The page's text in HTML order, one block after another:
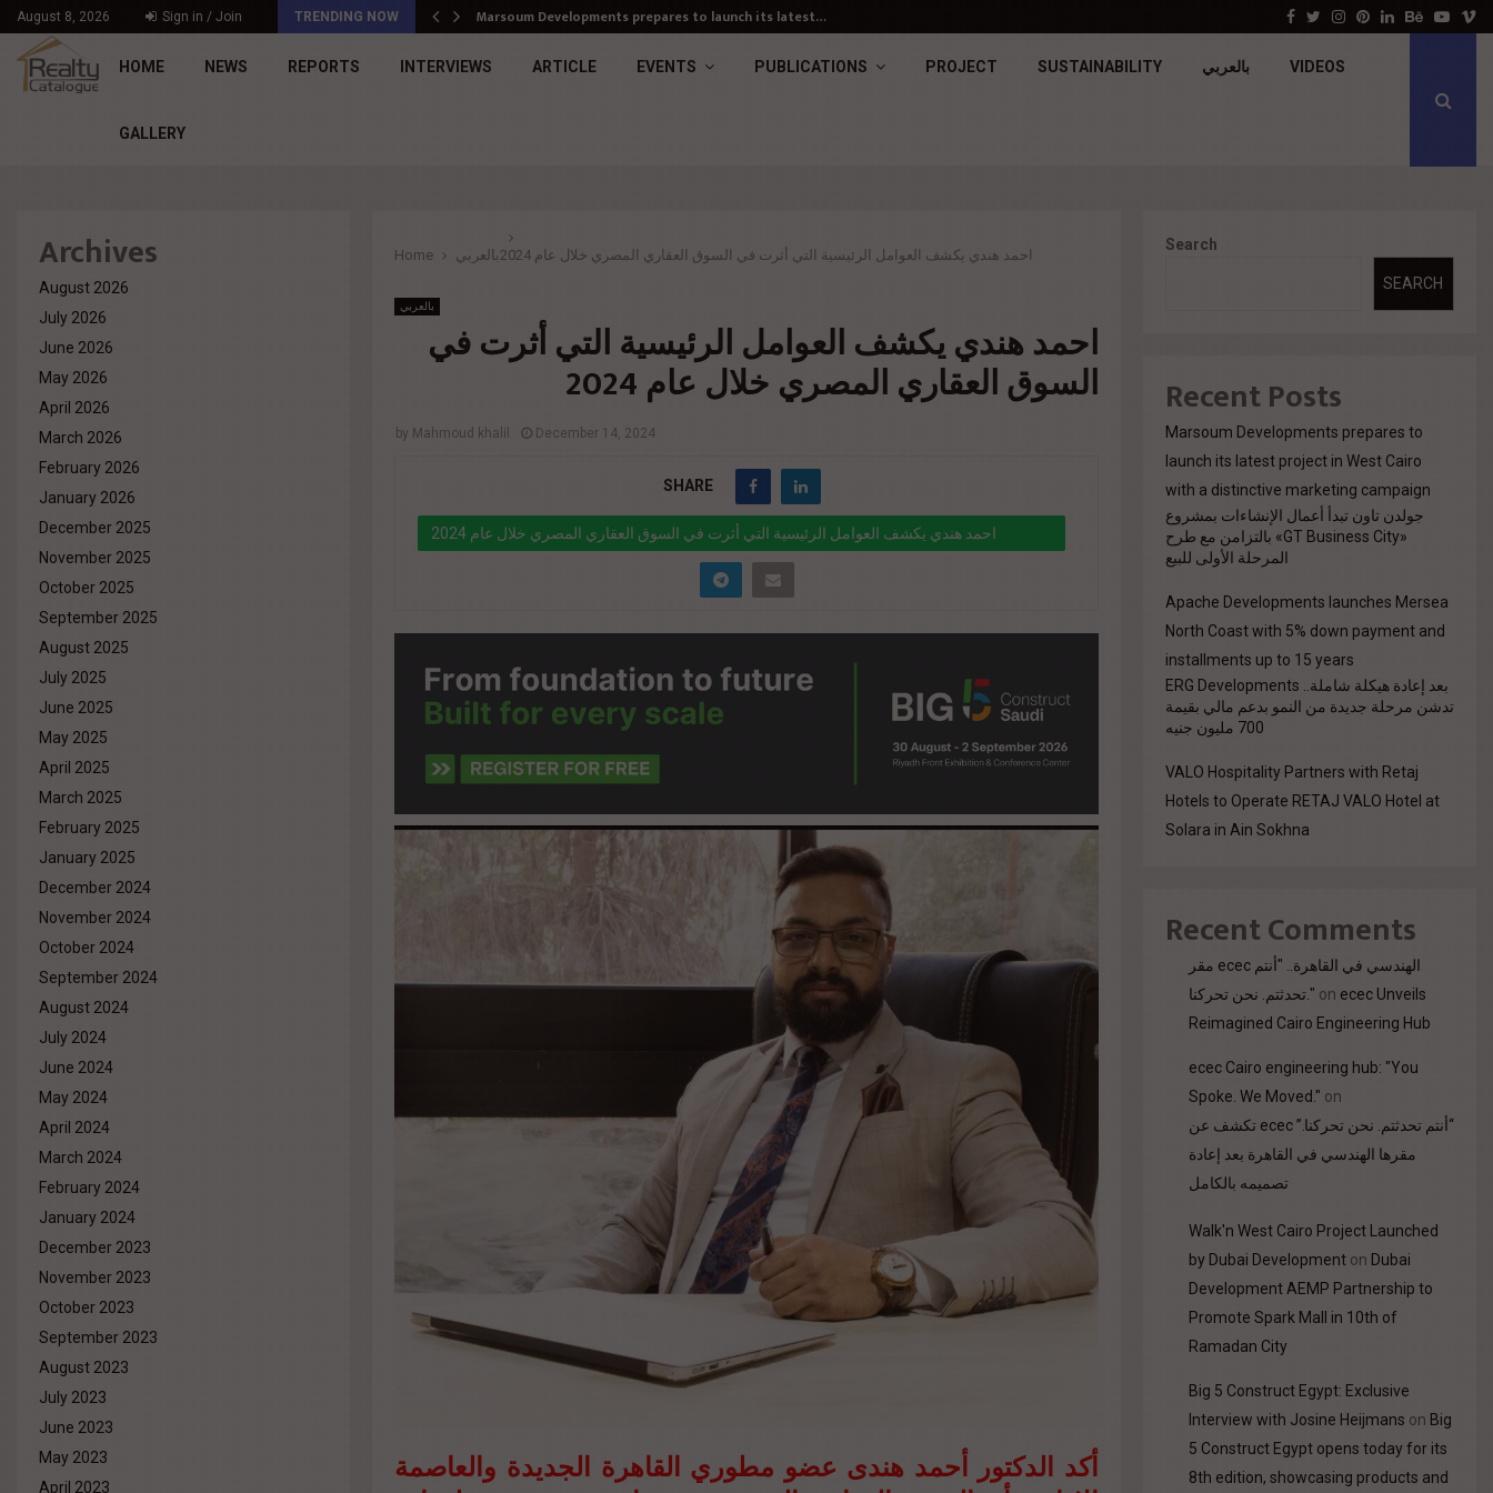
August 8, 2026 Sign in / Join TRENDING NOW د. محمد راشد: Market Dynamics أصبحت المعيار… Marsoum Developments prepares to launch its latest… جولدن تاون تبدأ أعمال الإنشاءات بمشروع «GT…Facebook
Twitter
Instagram
Pinterest
LinkedinBehance
HOME NEWS REPORTS INTERVIEWS ARTICLE EVENTS PUBLICATIONS PROJECT SUSTAINABILITY بالعربي VIDEOS
GALLERY
Home بالعربي احمد هندي يكشف العوامل الرئيسية التي أثرت في السوق العقاري المصري خلال عام 2024
بالعربي
احمد هندي يكشف العوامل الرئيسية التي أثرت في
السوق العقاري المصري خلال عام 2024
by Mahmoud khalil December 14, 2024
SHARE
احمد هندي يكشف العوامل الرئيسية التي أثرت في السوق العقاري المصري خلال عام 2024
" data-link="https://realty-eg.net/%d8%a7%d8%ad%d9%85%d8%af-
%d8%a7%d9%84%d8%b1%d8%a6%d9%8a%d8%b3%d9%8a%d8%a9-
%d8%a7%d9%84%d8%aa%d9%8a-%d8%a3/" href="#">
أكد الدكتور أحمد هندى عضو مطوري القاهرة الجديدة والعاصمة
Archives
August 2026
July 2026
June 2026
May 2026
April 2026
March 2026
February 2026
January 2026
December 2025
November 2025
October 2025
September 2025
August 2025
July 2025
June 2025
May 2025
April 2025
March 2025
February 2025
January 2025
December 2024
November 2024
October 2024
September 2024
August 2024
July 2024
June 2024
May 2024
April 2024
March 2024
February 2024
January 2024
December 2023
November 2023
October 2023
September 2023
August 2023
July 2023
June 2023
May 2023
April 2023
Search
SEARCH
Recent Posts
Marsoum Developments prepares to
launch its latest project in West Cairo
with a distinctive marketing campaign
جولدن تاون تبدأ أعمال الإنشاءات بمشروع
«GT Business City» بالتزامن مع طرح
المرحلة الأولى للبيع
Apache Developments launches Mersea
North Coast with 5% down payment and
installments up to 15 years
بعد إعادة هيكلة شاملة.. ERG Developments
تدشن مرحلة جديدة من النمو بدعم مالي بقيمة
700 مليون جنيه
VALO Hospitality Partners with Retaj
Hotels to Operate RETAJ VALO Hotel at
Solara in Ain Sokhna
Recent Comments
مقر ecec الهندسي في القاهرة.. "أنتم
تحدثتم. نحن تحركنا." on ecec Unveils
Reimagined Cairo Engineering Hub
ecec Cairo engineering hub: "You
Spoke. We Moved." on
“أنتم تحدثتم. نحن تحركنا.” ecec تكشف عن
مقرها الهندسي في القاهرة بعد إعادة
تصميمه بالكامل
Walk'n West Cairo Project Launched
by Dubai Development on Dubai
Development AEMP Partnership to
Promote Spark Mall in 10th of
Ramadan City
Big 5 Construct Egypt: Exclusive
Interview with Josine Heijmans on Big
5 Construct Egypt opens today for its
8th edition, showcasing products and